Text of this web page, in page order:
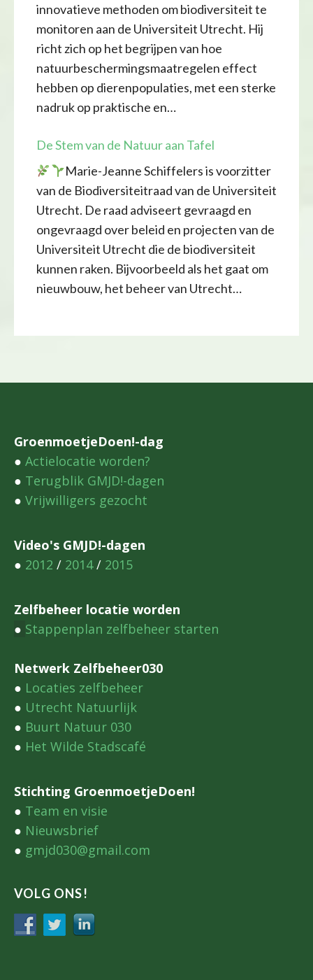
innovatieve methoden om biodiversiteit te
monitoren aan de Universiteit Utrecht. Hij
richt zich op het begrijpen van hoe
natuurbeschermingsmaatregelen effect
hebben op dierenpopulaties, met een sterke
nadruk op praktische en…
De Stem van de Natuur aan Tafel
Marie-Jeanne Schiffelers is voorzitter
van de Biodiversiteitraad van de Universiteit
Utrecht. De raad adviseert gevraagd en
ongevraagd over beleid en projecten van de
Universiteit Utrecht die de biodiversiteit
kunnen raken. Bijvoorbeeld als het gaat om
nieuwbouw, het beheer van Utrecht…
GroenmoetjeDoen!-dag
● Actielocatie worden?
● Terugblik GMJD!-dagen
● Vrijwilligers gezocht
Video's GMJD!-dagen
● 2012 / 2014/ 2015
Zelfbeheer locatie worden
● Stappenplan zelfbeheer starten
Netwerk Zelfbeheer030
● Locaties zelfbeheer
● Utrecht Natuurlijk
● Buurt Natuur 030
● Het Wilde Stadscafé
Stichting GroenmoetjeDoen!
● Team en visie
● Nieuwsbrief
● gmjd030@gmail.com
VOLG ONS!